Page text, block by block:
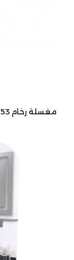
مغسلة رخام 53*100 سم